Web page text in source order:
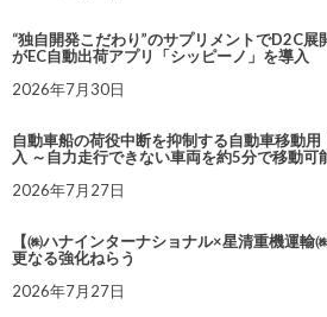
“独自開発こだわり”のサプリメントでD2C展
がEC自動出荷アプリ「シッピーノ」を導入
2026年7月30日
自動車船の荷役中断を抑制する自動車移動
入 ～自力走行できない車両を約5分で移動可
2026年7月27日
【㈱ハナインターナショナル×星清重機運輸
更なる強化ねらう
2026年7月27日